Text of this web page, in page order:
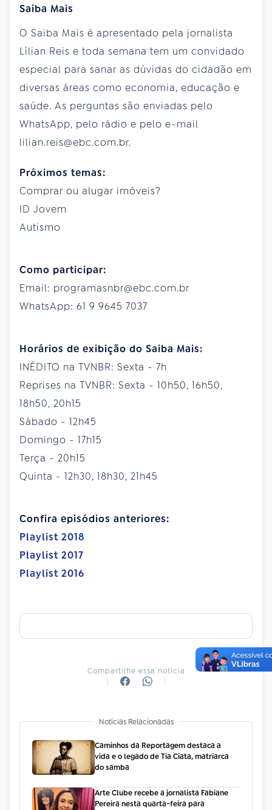
Saiba Mais
O Saiba Mais é apresentado pela jornalista
Lílian Reis e toda semana tem um convidado
especial para sanar as dúvidas do cidadão em
diversas áreas como economia, educação e
saúde. As perguntas são enviadas pelo
WhatsApp, pelo rádio e pelo e-mail
lilian.reis@ebc.com.br.
Próximos temas:
Comprar ou alugar imóveis?
ID Jovem
Autismo
Como participar:
Email: programasnbr@ebc.com.br
WhatsApp: 61 9 9645 7037
Horários de exibição do Saiba Mais:
INÉDITO na TVNBR: Sexta - 7h
Reprises na TVNBR: Sexta - 10h50, 16h50,
18h50, 20h15
Sábado - 12h45
Domingo - 17h15
Terça - 20h15
Quinta - 12h30, 18h30, 21h45
Confira episódios anteriores:
Playlist 2018
Playlist 2017
Playlist 2016
Compartilhe essa notícia
Notícias Relacionadas
Caminhos da Reportagem destaca a
vida e o legado de Tia Ciata, matriarca
do samba
Arte Clube recebe a jornalista Fabiane
Pereira nesta quarta-feira para